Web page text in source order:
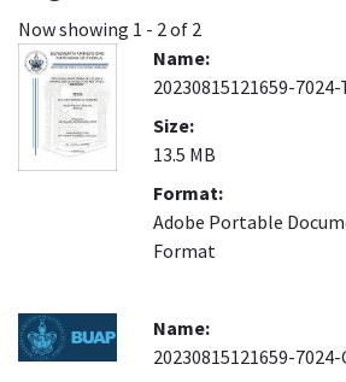
Now showing 1 - 2 of 2
Name:
20230815121659-7024-
Size:
13.5 MB
Format:
Adobe Portable
Format
Name:
20230815121659-7024-